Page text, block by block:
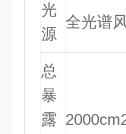
光
源
全光谱
总
暴
露